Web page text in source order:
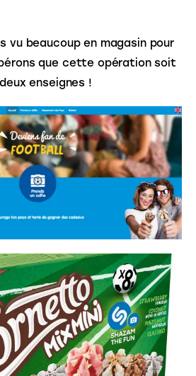
vu beaucoup en magasin pour
que cette opération soit
enseignes !